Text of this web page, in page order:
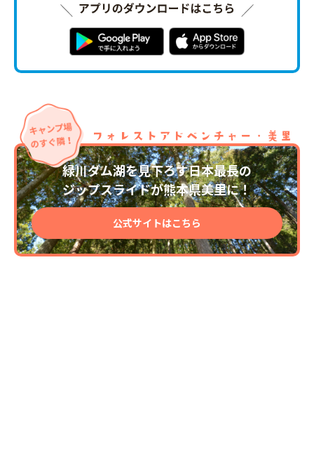
緑川ダム湖を見下ろす日本最長の
ジップスライドが熊本県美里に！
公式サイトはこちら